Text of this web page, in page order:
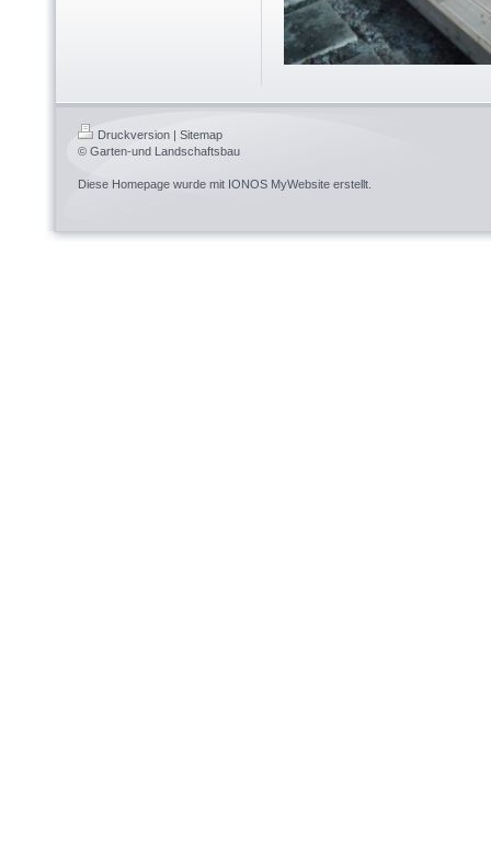
Druckversion | Sitemap
© Garten-und Landschaftsbau
Diese Homepage wurde mit IONOS MyWebsite erstellt.